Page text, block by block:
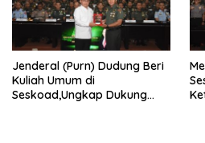
Jenderal (Purn) Dudung Beri
Kuliah Umum di
Seskoad,Ungkap Dukung